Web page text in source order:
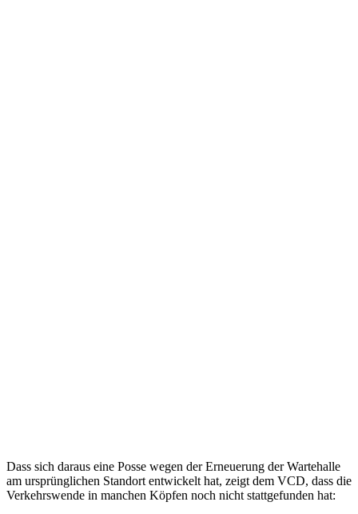
Dass sich daraus eine Posse wegen der Erneuerung der Wartehalle
am ursprünglichen Standort entwickelt hat, zeigt dem VCD, dass die
Verkehrswende in manchen Köpfen noch nicht stattgefunden hat: